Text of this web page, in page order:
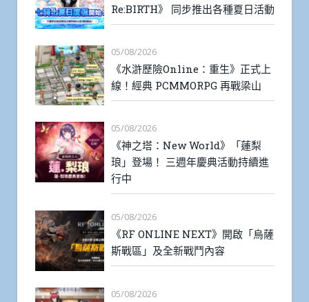
Re:BIRTH》 同步推出各種夏日活動
05/08/2026
《水滸歷險Online：重生》正式上
線！經典 PCMMORPG 再戰梁山
05/08/2026
《神之塔：New World》「蓮梨
琅」登場！ 三週年慶典活動持續進
行中
05/08/2026
《RF ONLINE NEXT》開啟「烏薩
斯戰區」及全新戰鬥內容
05/08/2026